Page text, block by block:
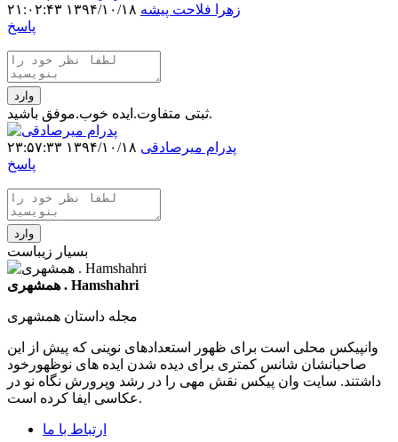
زهرا فلاحت پیشه ۱۳۹۴/۱۰/۱۸ ۲۱:۰۲:۴۳
پاسخ
وارد
ثبتی متفاوت.ایده خوب.موفق باشید.
پدرام میرصادقی ۱۳۹۴/۱۰/۱۸ ۲۳:۵۷:۳۳
پاسخ
وارد
بسیار زیباست
همشهری . Hamshahri
مجله داستان همشهری
وانپیکس محلی است برای ظهور استعدادهای نوینی که پیش از این
صاحبانشان شانس کمتری برای دیده شدن ایده های نوظهورخود
داشتند. سایت وان پیکس نقش مهی را در رشد وپرورش نگاه نو در
عکاسی ایفا کرده است.
ارتباط با ما